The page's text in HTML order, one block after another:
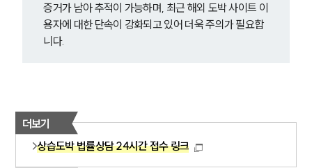
증거가 남아 추적이 가능하며, 최근 해외 도박 사이트 이
용자에 대한 단속이 강화되고 있어 더욱 주의가 필요합
니다.
더보기
상습도박 법률상담 24시간 접수 링크